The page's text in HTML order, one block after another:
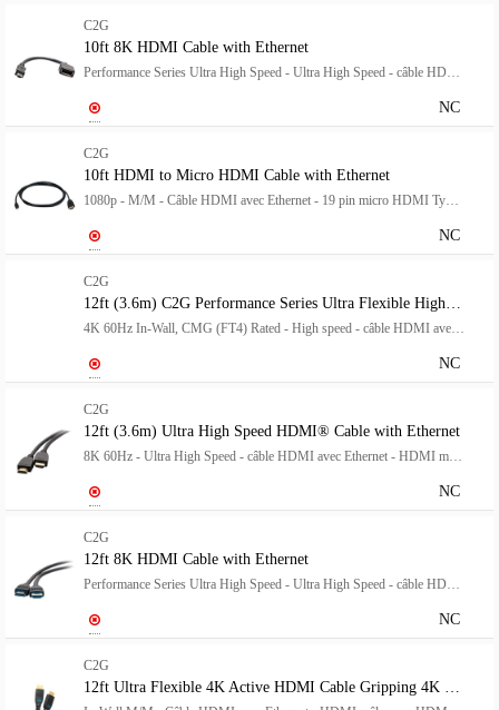
C2G
10ft 8K HDMI Cable with Ethernet
NC
C2G
10ft HDMI to Micro HDMI Cable with Ethernet
NC
C2G
12ft (3.6m) C2G Performance Series Ultra Flexible High Speed HDMI Cable
NC
C2G
12ft (3.6m) Ultra High Speed HDMI® Cable with Ethernet
NC
C2G
12ft 8K HDMI Cable with Ethernet
NC
C2G
12ft Ultra Flexible 4K Active HDMI Cable Gripping 4K 60Hz